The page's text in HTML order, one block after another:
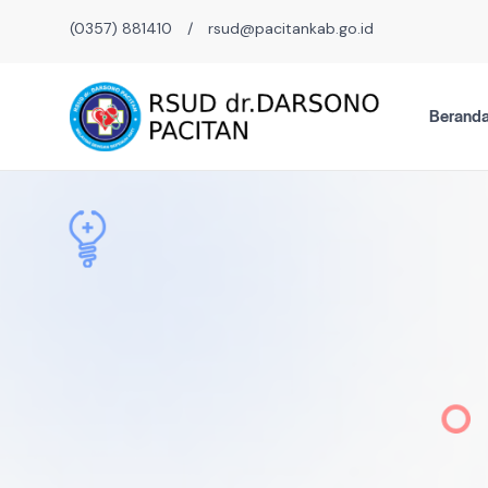
(0357) 881410 / rsud@pacitankab.go.id